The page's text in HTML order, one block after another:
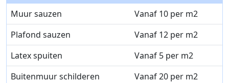
Muur sauzen
Vanaf 10 per m2
Plafond sauzen
Vanaf 12 per m2
Latex spuiten
Vanaf 5 per m2
Buitenmuur schilderen
Vanaf 20 per m2